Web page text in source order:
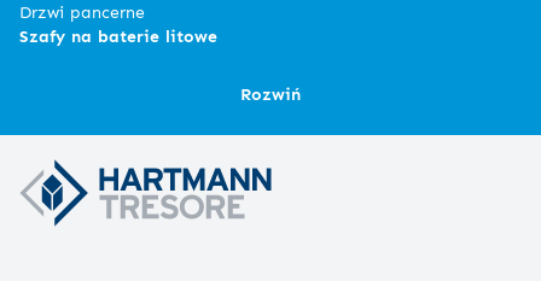
Drzwi pancerne
Szafy na baterie litowe
Rozwiń